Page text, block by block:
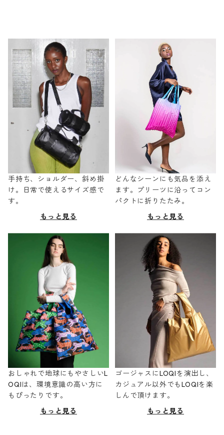
手持ち、ショルダー、斜め掛
け。日常で使えるサイズ感で
す。
もっと見る
どんなシーンにも気品を添え
ます。プリーツに沿ってコン
パクトに折りたたみ。
もっと見る
おしゃれで地球にもやさしいL
OQIは、環境意識の高い方に
もぴったりです。
もっと見る
ゴージャスにLOQIを演出し、
カジュアル以外でもLOQIを楽
しんで頂けます。
もっと見る